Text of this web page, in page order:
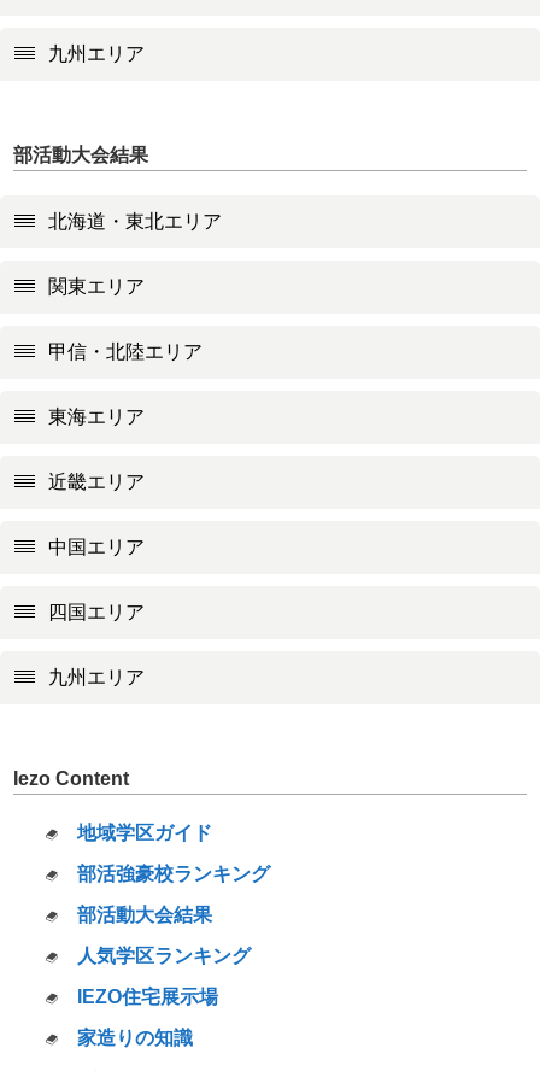
九州エリア
部活動大会結果
北海道・東北エリア
関東エリア
甲信・北陸エリア
東海エリア
近畿エリア
中国エリア
四国エリア
九州エリア
Iezo Content
地域学区ガイド
部活強豪校ランキング
部活動大会結果
人気学区ランキング
IEZO住宅展示場
家造りの知識